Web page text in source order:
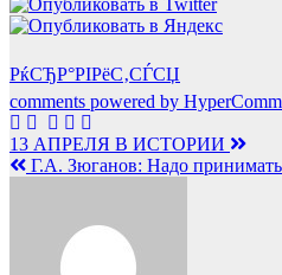
РќСЂР°РІРёС‚СЃСЏ
comments powered by
Навигация
по
13 АПРЕЛЯ В ИСТОРИИ
Г.А. Зюганов: Надо